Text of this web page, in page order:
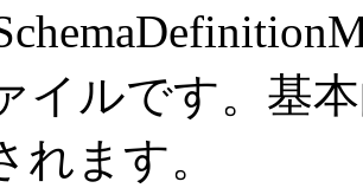
イルです。基本
れます。